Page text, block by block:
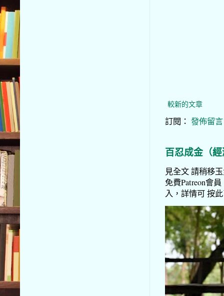
較新的文章
訂閱： 發佈留
百忍成金（
見全文 請稍移
免費Patreon會
入，詳情可 按